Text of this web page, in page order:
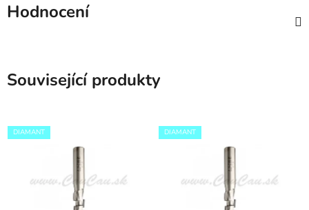
Hodnocení
Související produkty
DIAMANT DIAMANT